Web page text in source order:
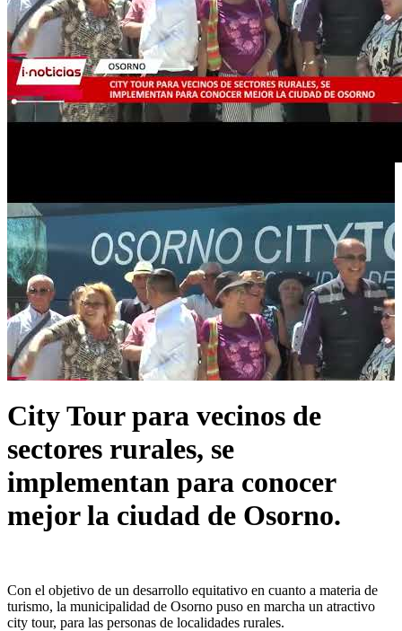
City Tour para vecinos de
sectores rurales, se
implementan para conocer
mejor la ciudad de Osorno.
Con el objetivo de un desarrollo equitativo en cuanto a materia de
turismo, la municipalidad de Osorno puso en marcha un atractivo
city tour, para las personas de localidades rurales.